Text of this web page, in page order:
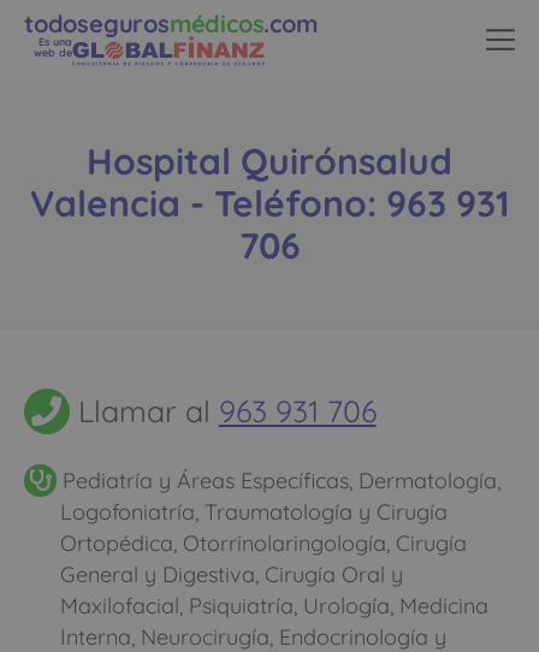
todosegurosmédicos.com
Es una
web de
Hospital Quirónsalud
Valencia - Teléfono: 963 931
706
Llamar al 963 931 706
Pediatría y Áreas Específicas, Dermatología,
Logofoniatría, Traumatología y Cirugía
Ortopédica, Otorrinolaringología, Cirugía
General y Digestiva, Cirugía Oral y
Maxilofacial, Psiquiatría, Urología, Medicina
Interna, Neurocirugía, Endocrinología y